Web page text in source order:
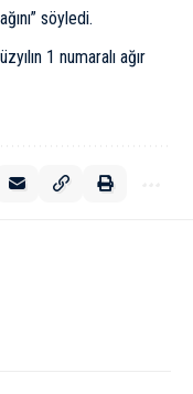
söyledi.
1 numaralı ağır